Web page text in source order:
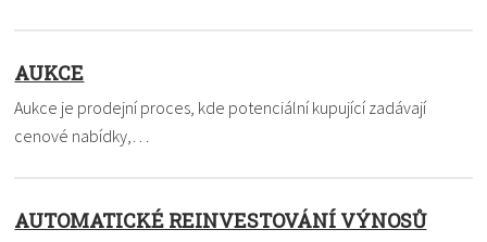
AUKCE
Aukce je prodejní proces, kde potenciální kupující zadávají
cenové nabídky,…
AUTOMATICKÉ REINVESTOVÁNÍ VÝNOSŮ